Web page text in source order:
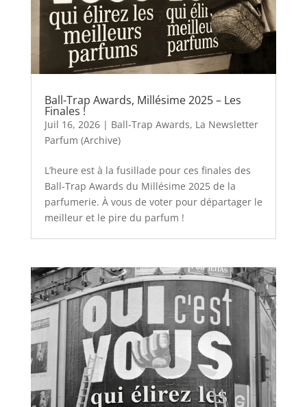
Ball-Trap Awards, Millésime 2025 – Les
Finales !
Juil 16, 2026| Ball-Trap Awards, La Newsletter
Parfum (Archive)
L’heure est à la fusillade pour ces finales des
Ball-Trap Awards du Millésime 2025 de la
parfumerie. À vous de voter pour départager le
meilleur et le pire du parfum !